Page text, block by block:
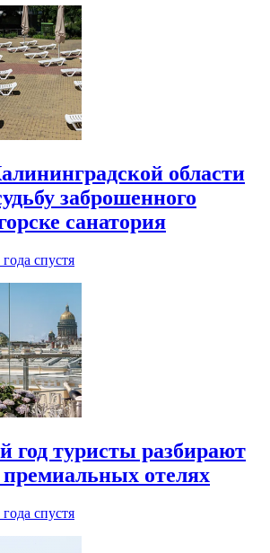
области
заброшенного
санатория
года спустя
год туристы разбирают
отелях
года спустя